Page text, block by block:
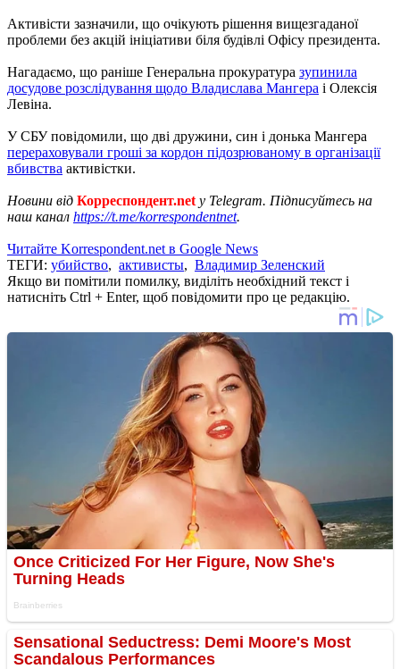
Активісти зазначили, що очікують рішення вищезгаданої
проблеми без акцій ініціативи біля будівлі Офісу президента.
Нагадаємо, що раніше Генеральна прокуратура зупинила
досудове розслідування щодо Владислава Мангера і Олексія
Левіна.
У СБУ повідомили, що дві дружини, син і донька Мангера
перераховували гроші за кордон підозрюваному в організації
вбивства активістки.
Новини від Корреспондент.net у Telegram. Підписуйтесь на
наш канал https://t.me/korrespondentnet.
Читайте Korrespondent.net в Google News
ТЕГИ: убийство, активисты, Владимир Зеленский
Якщо ви помітили помилку, виділіть необхідний текст і
натисніть Ctrl + Enter, щоб повідомити про це редакцію.